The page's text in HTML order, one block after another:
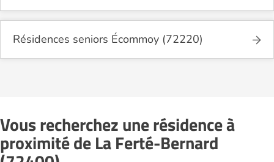
Résidences seniors Écommoy (72220)
Vous recherchez une résidence à
proximité de La Ferté-Bernard